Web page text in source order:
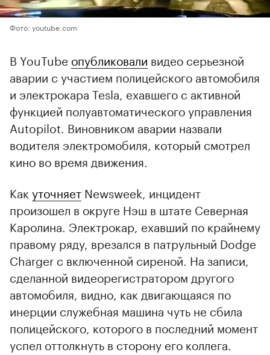
Фото: youtube.com
В YouTube опубликовали видео серьезной
аварии с участием полицейского автомобиля
и электрокара Tesla, ехавшего с активной
функцией полуавтоматического управления
Autopilot. Виновником аварии назвали
водителя электромобиля, который смотрел
кино во время движения.
Как уточняет Newsweek, инцидент
произошел в округе Нэш в штате Северная
Каролина. Электрокар, ехавший по крайнему
правому ряду, врезался в патрульный Dodge
Charger с включенной сиреной. На записи,
сделанной видеорегистратором другого
автомобиля, видно, как двигающаяся по
инерции служебная машина чуть не сбила
полицейского, которого в последний момент
успел оттолкнуть в сторону его коллега.